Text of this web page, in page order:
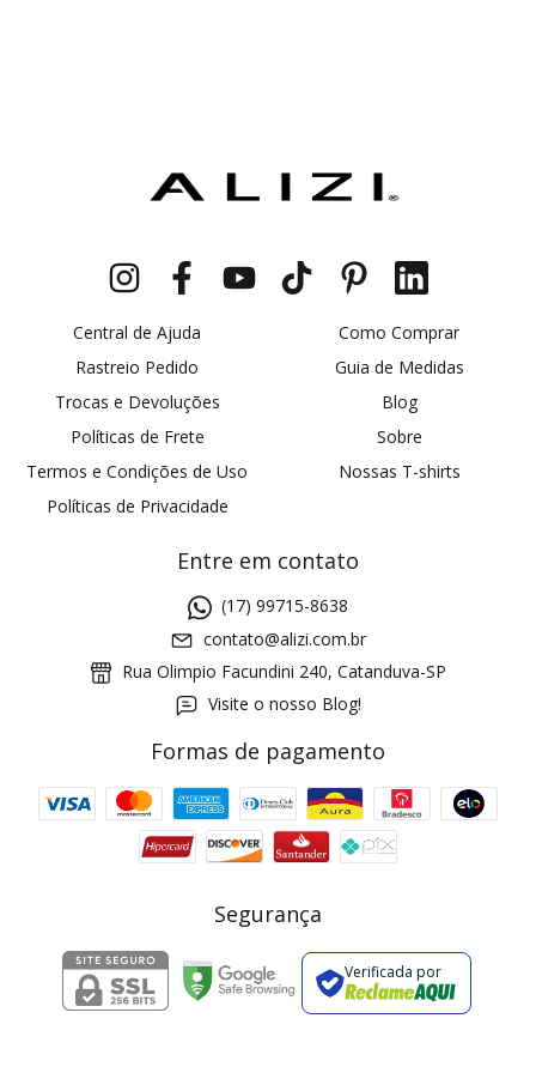
Central de Ajuda
Rastreio Pedido
Trocas e Devoluções
Políticas de Frete
Termos e Condições de Uso
Políticas de Privacidade
Como Comprar
Guia de Medidas
Blog
Sobre
Nossas T-shirts
Entre em contato
(17) 99715-8638
contato@alizi.com.br
Rua Olimpio Facundini 240, Catanduva-SP
Visite o nosso Blog!
Formas de pagamento
Segurança
Verificada por
Cupom 1a compra: GANHE5
2 pecas 7% OFF